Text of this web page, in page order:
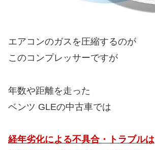
エアコンのガスを圧縮するのが
このコンプレッサーですが
年数や距離を走った
ベンツ GLEの中古車では
経年劣化による不具合・トラブルは